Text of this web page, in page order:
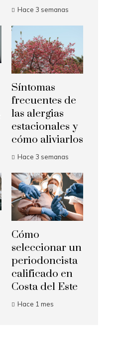
Hace 3 semanas
Síntomas
frecuentes de
las alergias
estacionales y
cómo aliviarlos
Hace 3 semanas
Cómo
seleccionar un
periodoncista
calificado en
Costa del Este
Hace 1 mes